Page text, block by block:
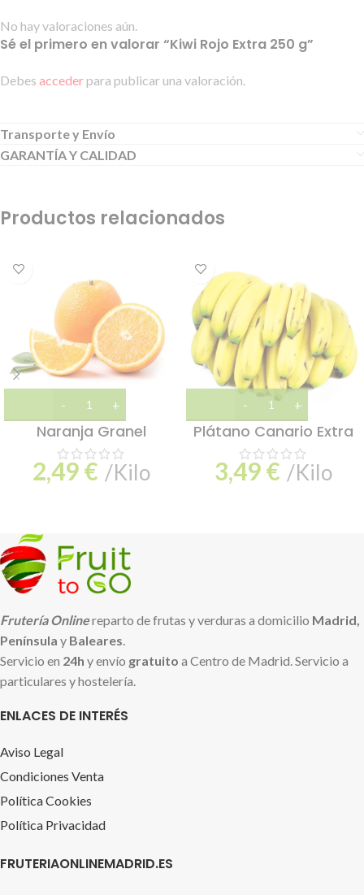
No hay valoraciones aún.
Sé el primero en valorar “Kiwi Rojo Extra 250 g”
Debes acceder para publicar una valoración.
Transporte y Envío
GARANTÍA Y CALIDAD
Productos relacionados
Naranja Granel
2,49€ /Kilo
Plátano Canario Extra
3,49€ /Kilo
Frutería Onlinereparto de frutas y verduras a domicilio Madrid,
Península y Baleares.
Servicio en 24h y envío gratuito a Centro de Madrid. Servicio a
particulares y hostelería.
ENLACES DE INTERÉS
Aviso Legal
Condiciones Venta
Política Cookies
Política Privacidad
FRUTERIAONLINEMADRID.ES